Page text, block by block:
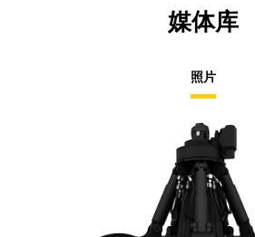
媒体库
照片